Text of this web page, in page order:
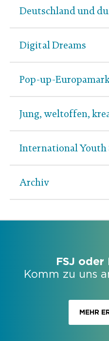
Deutschland und du
Digital Dreams
Pop-up-
Jung, weltoffen,
International Youth
Archiv
FSJ oder
Komm zu uns
MEHR